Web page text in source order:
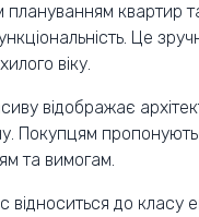
плануванням
Це
віку.
відображає
Покупцям
та вимогам.
до класу